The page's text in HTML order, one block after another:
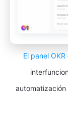
El panel OKR